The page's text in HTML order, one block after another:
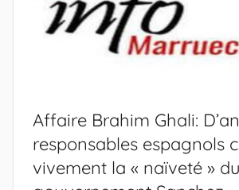
Affaire Brahim Ghali:
responsables espagnols
vivement la « naïveté » du